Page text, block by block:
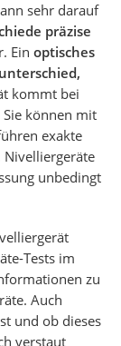
sehr darauf
präzise
Ein optisches
kommt bei
können mit
exakte
unbedingt
Tests im
zu
Auch
und ob dieses
verstaut